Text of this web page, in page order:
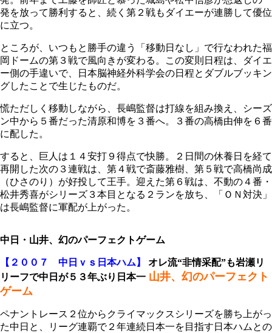
発を放って勝利すると、続く第２戦もダイエーが連勝して優位
に立つ。
ところが、いつもと勝手の違う「移動日なし」で行なわれた福
岡ドームの第３戦で風向きが変わる。この変則日程は、ダイエ
ー側の手違いで、日本脳神経外科学会の日程とダブルブッキン
グしたことで生じたものだ。
慌ただしく移動しながら、長嶋監督は打線を組み換え、シーズ
ン中から５番だった清原和博を３番へ。３番の高橋由伸を６番
に配した。
すると、巨人は１４安打９得点で快勝。２日間の休養日を経て
再開した次の３連戦は、第４戦で斎藤雅樹、第５戦で高橋尚成
（ひさのり）が好投して王手。迎えた第６戦は、不動の４番・
松井秀喜がシリーズ３本目となる２ランを放ち、「ＯＮ対決」
は長嶋監督に軍配が上がった。
中日・山井、幻のパーフェクトゲーム
【２００７ 中日ｖｓ日本ハム】
オレ流“非情采配”も岩瀬リ
リーフで中日が５３年ぶり日本一 山井、幻のパーフェクト
ゲーム
ペナントレース２位からクライマックスシリーズを勝ち上がっ
た中日と、リーグ連覇で２年連続日本一を目指す日本ハムとの